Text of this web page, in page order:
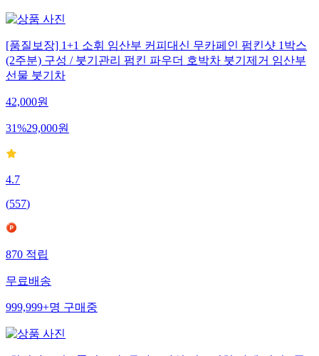
[품질보장] 1+1 소휘 임산부 커피대신 무카페인 펌킨샷 1박스
(2주분) 구성 / 붓기관리 펌킨 파우더 호박차 붓기제거 임산부
선물 붓기차
42,000원
31%29,000원
4.7
(557)
870 적립
무료배송
999,999+명 구매중